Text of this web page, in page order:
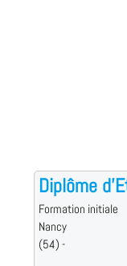
Diplôme
Formation initiale
Nancy
(54) -